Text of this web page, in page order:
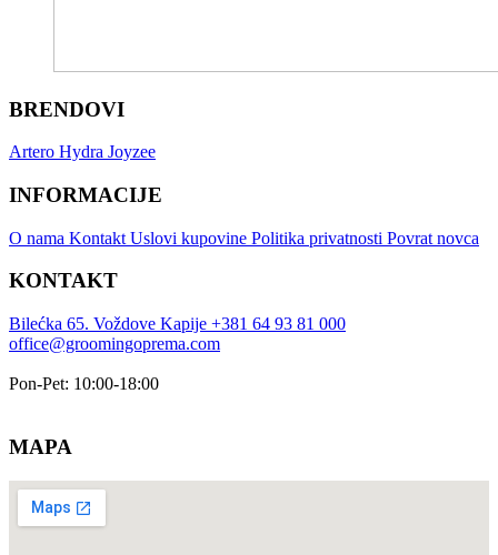
BRENDOVI
Artero Hydra Joyzee
INFORMACIJE
O nama Kontakt Uslovi kupovine Politika privatnosti Povrat novca
KONTAKT
Bilećka 65. Voždove Kapije +381 64 93 81 000
office@groomingoprema.com
Pon-Pet: 10:00-18:00
MAPA